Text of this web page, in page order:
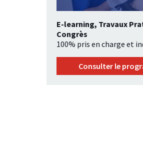
E-learning, Travaux
Congrès
100% pris en charge et
Consulter le